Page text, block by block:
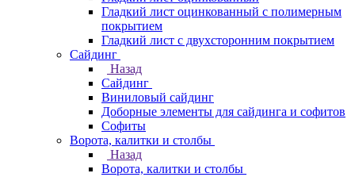
Гладкий лист оцинкованный с полимерным
покрытием
Гладкий лист с двухсторонним покрытием
Сайдинг
Назад
Сайдинг
Виниловый сайдинг
Доборные элементы для сайдинга и софитов
Софиты
Ворота, калитки и столбы
Назад
Ворота, калитки и столбы